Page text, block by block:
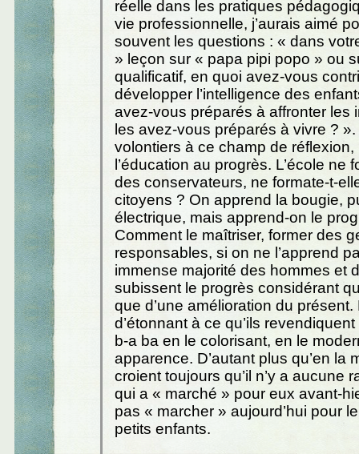
réelle dans les pratiques
vie professionnelle, j’aurais aimé
souvent les questions : « dans
» leçon sur « papa pipi popo » ou
qualificatif, en quoi avez-vous
développer l’intelligence des
avez-vous préparés à affronter les
les avez-vous préparés à vivre ? ».
volontiers à ce champ de
l’éducation au progrès. L’école ne
des conservateurs, ne formate-t-
citoyens ? On apprend la bougie,
électrique, mais apprend-on le
Comment le maîtriser, former des
responsables, si on ne l’apprend
immense majorité des hommes et
subissent le progrès considérant
que d’une amélioration du présent.
d’étonnant à ce qu’ils
b-a ba en le colorisant, en le
apparence. D’autant plus qu’en la
croient toujours qu’il n’y a aucune
qui a « marché » pour eux avant-
pas « marcher » aujourd’hui pour
petits enfants.